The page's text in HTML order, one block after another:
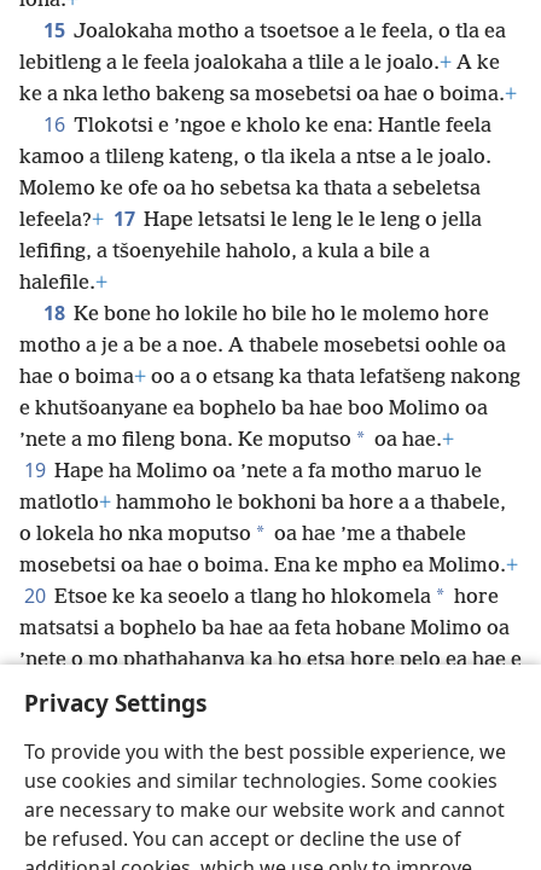
Privacy Settings
To provide you with the best possible experience, we
use cookies and similar technologies. Some cookies
are necessary to make our website work and cannot
be refused. You can accept or decline the use of
15 Joalokaha motho a tsoetsoe a le feela, o tla ea
lebitleng a le feela joalokaha a tlile a le joalo.+ A ke
ke a nka letho bakeng sa mosebetsi oa hae o boima.+
16 Tlokotsi e ’ngoe e kholo ke ena: Hantle feela
kamoo a tlileng kateng, o tla ikela a ntse a le joalo.
Molemo ke ofe oa ho sebetsa ka thata a sebeletsa
lefeela?+ 17 Hape letsatsi le leng le le leng o jella
lefifing, a tšoenyehile haholo, a kula a bile a
halefile.+
18 Ke bone ho lokile ho bile ho le molemo hore
motho a je a be a noe. A thabele mosebetsi oohle oa
hae o boima+ oo a o etsang ka thata lefatšeng nakong
e khutšoanyane ea bophelo ba hae boo Molimo oa
’nete a mo fileng bona. Ke moputso * oa hae.+
19 Hape ha Molimo oa ’nete a fa motho maruo le
matlotlo+ hammoho le bokhoni ba hore a a thabele,
o lokela ho nka moputso * oa hae ’me a thabele
mosebetsi oa hae o boima. Ena ke mpho ea Molimo.+
20 Etsoe ke ka seoelo a tlang ho hlokomela * hore
matsatsi a bophelo ba hae aa feta hobane Molimo oa
’nete o mo phathahanya ka ho etsa hore pelo ea hae e
thabe.
Sesotho (Lesotho) Romela Ikhethele
Copyright © 2026 Watch Tower Bible and Tract Society of Pennsylvania